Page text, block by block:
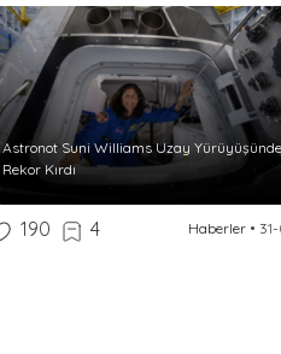
Astronot Suni Williams Uzay Yürüyüşünde
Rekor Kırdı
190 4 Haberler•